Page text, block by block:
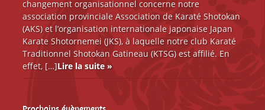
changement organisationnel concerne notre
association provinciale Association de Karaté Shotokan
(AKS) et l’organisation internationale japonaise Japan
Karate Shotornemei (JKS), à laquelle notre club Karaté
Traditionnel Shotokan Gatineau (KTSG) est affilié. En
effet, […]Lire la suite »